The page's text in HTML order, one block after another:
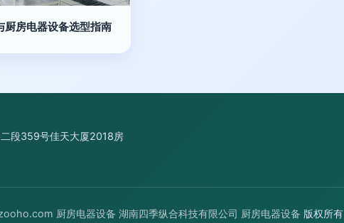
厨房电器设备选型指南
段359号佳天大厦2018房
厨房电器设备 湖南四季纵合科技有限公司 厨房电器设备 版权所有